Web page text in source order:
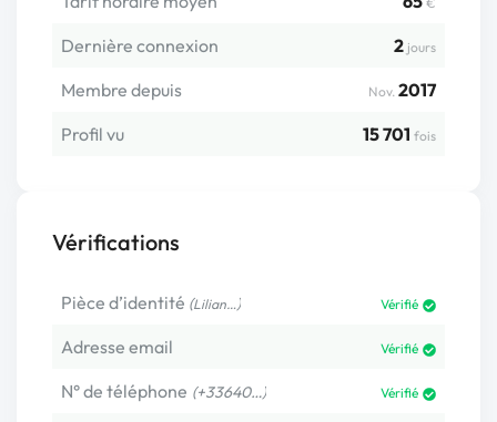
Dernière connexion 2 jours
Membre depuis Nov. 2017
Profil vu
15 701 fois
Vérifications
Pièce d’identité (Lilian…) Vérifié
Adresse email Vérifié
N° de téléphone (+33640…) Vérifié